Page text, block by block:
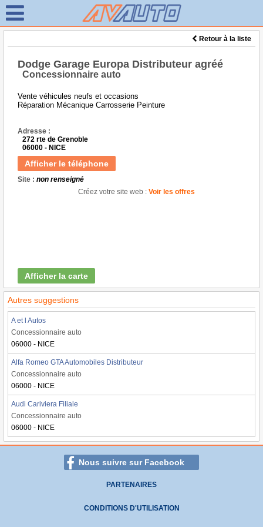
Retour à la liste
Dodge Garage Europa Distributeur agréé
Concessionnaire auto
Vente véhicules neufs et occasions
Réparation Mécanique Carrosserie Peinture
Adresse :
272 rte de Grenoble
06000 - NICE
Afficher le téléphone
Site : non renseigné
Créez votre site web : Voir les offres
Afficher la carte
Autres suggestions
A et l Autos
Concessionnaire auto
06000 - NICE
Alfa Romeo GTA Automobiles Distributeur
Concessionnaire auto
06000 - NICE
Audi Cariviera Filiale
Concessionnaire auto
06000 - NICE
Nous suivre sur Facebook
PARTENAIRES
CONDITIONS D'UTILISATION